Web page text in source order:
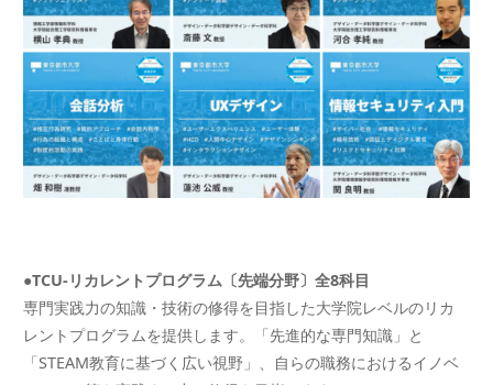
●TCU-リカレントプログラム〔先端分野〕全8科目
専門実践力の知識・技術の修得を目指した大学院レベルのリカ
レントプログラムを提供します。「先進的な専門知識」と
「STEAM教育に基づく広い視野」、自らの職務におけるイノベ